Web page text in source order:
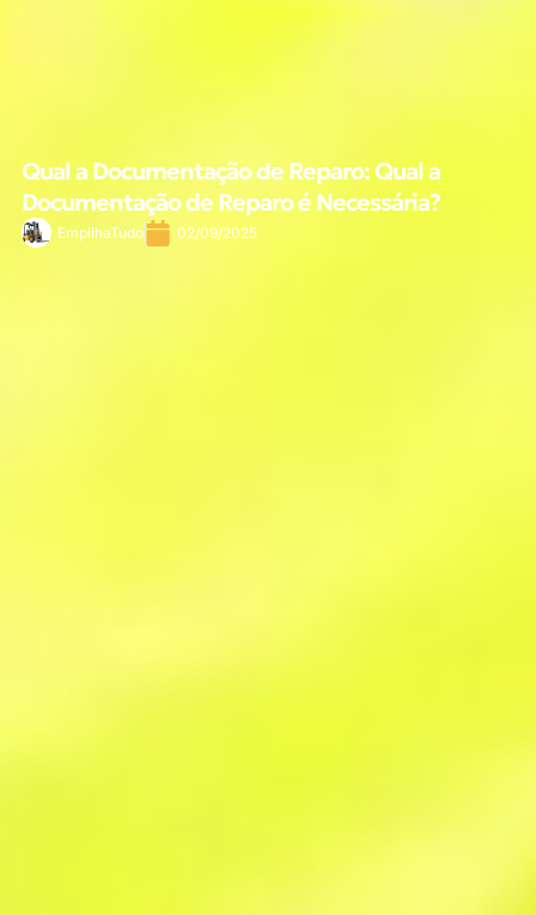
Qual a Documentação de Reparo: Qual a
Documentação de Reparo é Necessária?
EmpilhaTudo 02/09/2025